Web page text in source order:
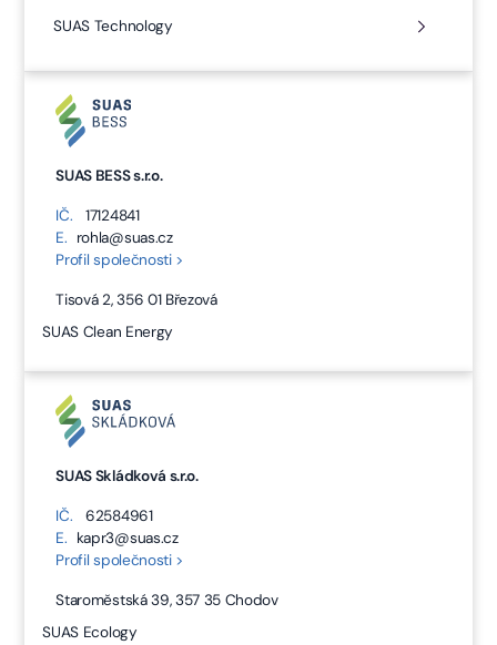
SUAS Technology
SUAS BESS s.r.o.
IČ.
17124841
E. rohla@suas.cz
Profil společnosti >
Tisová 2, 356 01 Březová
SUAS Clean Energy
SUAS Skládková s.r.o.
IČ.
62584961
E. kapr3@suas.cz
Profil společnosti >
Staroměstská 39, 357 35 Chodov
SUAS Ecology